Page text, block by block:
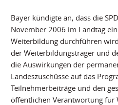
Bayer kündigte an, dass die
November 2006 im Landtag
Weiterbildung durchführen
der Weiterbildungsträger und
die Auswirkungen der
Landeszuschüsse auf das
Teilnehmerbeiträge und den
öffentlichen Verantwortung für